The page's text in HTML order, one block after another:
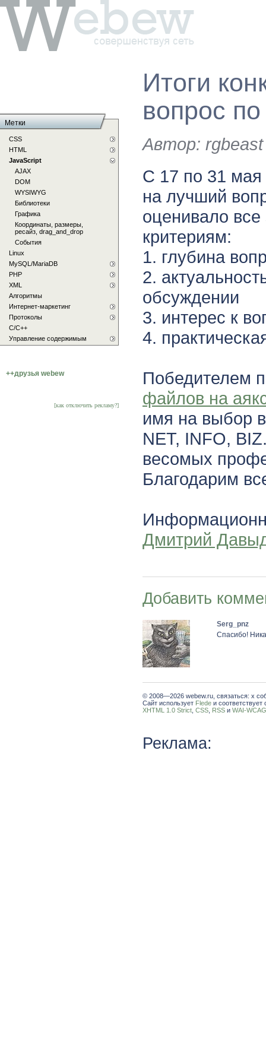
Итоги
вопрос
Автор: rgbeast
С 17 по 31 мая
на лучший
оценивало
критериям:
1. глубина
2.
обсуждении
3. интерес к
4.
Победителем
файлов на
имя на выбор
NET, INFO,
весомых
Благодарим
Дмитрий
Добавить
Serg_pnz
Спасибо!
© 2008—2026 webew.ru, связаться: x
Сайт использует Flede и соответствует
XHTML 1.0 Strict CSS RSS и WAI-
Реклама:
Метки
CSS
HTML
JavaScript
AJAX
DOM
WYSIWYG
Библиотеки
Графика
Координаты, размеры,
ресайз, drag_and_drop
События
Linux
MySQL/MariaDB
PHP
XML
Алгоритмы
Интернет-маркетинг
Протоколы
С/C++
Управление содержимым
++друзья webew
[как отключить рекламу?]